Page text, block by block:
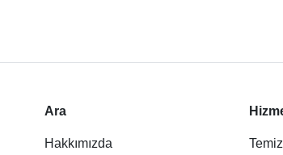
Ara
Hakkımızda